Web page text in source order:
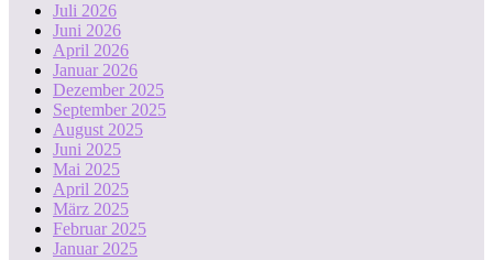
Juli 2026
Juni 2026
April 2026
Januar 2026
Dezember 2025
September 2025
August 2025
Juni 2025
Mai 2025
April 2025
März 2025
Februar 2025
Januar 2025